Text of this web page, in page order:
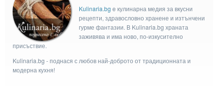
Kulinaria.bg e кулинарна медия за вкусни
рецепти, здравословно хранене и изтънчени
гурме фантазии. В Kulinaria.bg храната
заживява и има ново, по-изкусително
присъствие.
Kulinaria.bg - поднася с любов най-доброто от традиционната и
модерна кухня!